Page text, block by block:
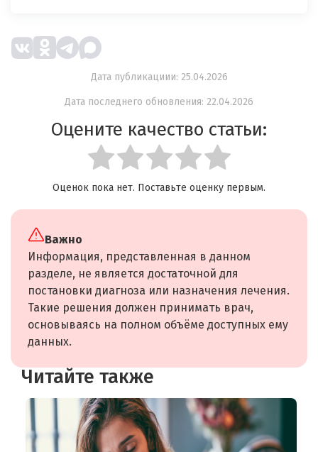
Дата публикациии: 25.04.2026
Дата последнего обновления: 22.04.2026
Оцените качество статьи:
Оценок пока нет. Поставьте оценку первым.
Важно
Информация, представленная в данном
разделе, не является достаточной для
постановки диагноза или назначения лечения.
Такие решения должен принимать врач,
основываясь на полном объёме доступных ему
данных.
Читайте также